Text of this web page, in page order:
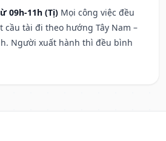
09h-11h (Tị) Mọi công việc đều
tài đi theo hướng Tây Nam –
Người xuất hành thì đều bình